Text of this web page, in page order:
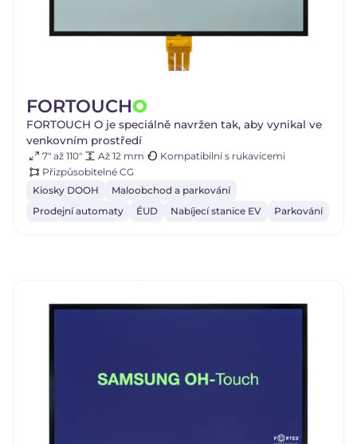
FORTOUCHO
FORTOUCH O je speciálně navržen tak, aby vynikal ve
venkovním prostředí
7" až 110" Až 12 mm
Kompatibilní s rukavicemi
Přizpůsobitelné CG
Kiosky DOOH
Maloobchod a parkování
Prodejní automaty
ÉUD Nabíjecí stanice EV Parkování